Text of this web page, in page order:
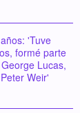
'Tuve
formé parte
Lucas,
Weir'